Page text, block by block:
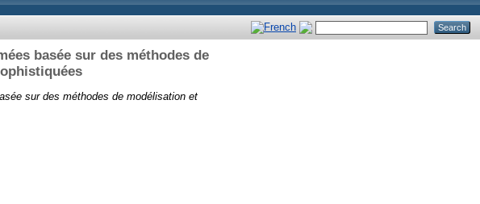
basée sur des méthodes de
sur des méthodes de modélisation et